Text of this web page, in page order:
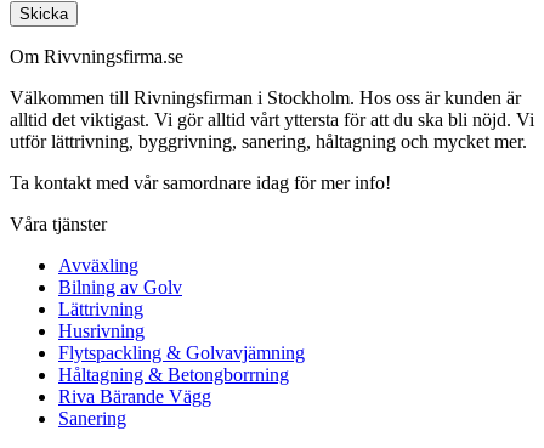
Skicka
Om Rivvningsfirma.se
Välkommen till Rivningsfirman i Stockholm. Hos oss är kunden är
alltid det viktigast. Vi gör alltid vårt yttersta för att du ska bli nöjd. Vi
utför lättrivning, byggrivning, sanering, håltagning och mycket mer.
Ta kontakt med vår samordnare idag för mer info!
Våra tjänster
Avväxling
Bilning av Golv
Lättrivning
Husrivning
Flytspackling & Golvavjämning
Håltagning & Betongborrning
Riva Bärande Vägg
Sanering